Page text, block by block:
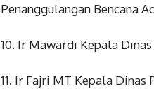
Penanggulangan Bencana
10. Ir Mawardi Kepala
11. Ir Fajri MT Kepala Dinas